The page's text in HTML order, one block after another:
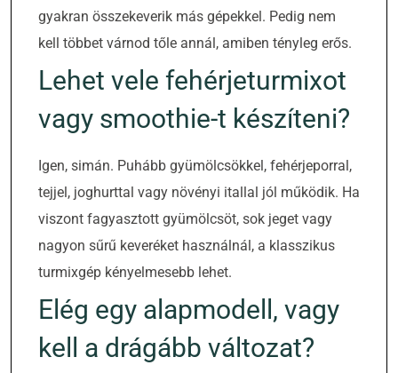
gyakran összekeverik más gépekkel. Pedig nem
kell többet várnod tőle annál, amiben tényleg erős.
Lehet vele fehérjeturmixot
vagy smoothie-t készíteni?
Igen, simán. Puhább gyümölcsökkel, fehérjeporral,
tejjel, joghurttal vagy növényi itallal jól működik. Ha
viszont fagyasztott gyümölcsöt, sok jeget vagy
nagyon sűrű keveréket használnál, a klasszikus
turmixgép kényelmesebb lehet.
Elég egy alapmodell, vagy
kell a drágább változat?